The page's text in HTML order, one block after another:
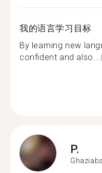
我的语言学习目标
By learning new
confident and also...
P.